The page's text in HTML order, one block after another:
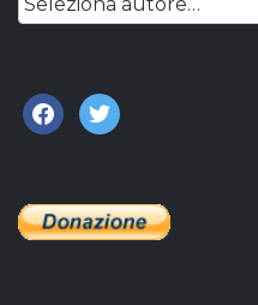
facebook
twitter